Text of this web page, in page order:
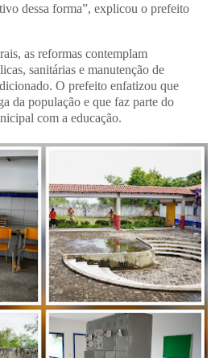
dessa forma”, explicou o prefeito
as reformas contemplam
sanitárias e manutenção de
O prefeito enfatizou que
da população e que faz parte do
com a educação.